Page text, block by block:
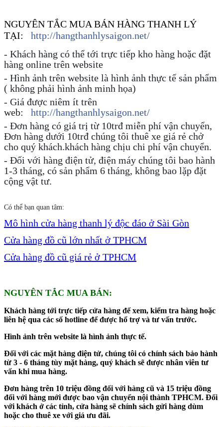
NGUYÊN TẮC MUA BÁN HÀNG THANH LÝ
TẠI: http://hangthanhlysaigon.net/
- Khách hàng có thể tới trực tiếp kho hàng hoặc đặt
hàng online trên website
- Hình ảnh trên website là hình ảnh thực tế sản phẩm
( không phải hình ảnh minh họa)
- Giá được niêm ít trên
web:
http://hangthanhlysaigon.net/
- Đơn hàng có giá trị từ 10trđ miễn phí vận chuyển,
Đơn hàng dưới 10trđ chúng tôi thuê xe giá rẻ chở
cho quý khách.khách hàng chịu chi phí vận chuyển.
- Đối với hàng điện tử, điện máy chúng tôi bao hành
1-3 tháng, có sản phẩm 6 tháng, không bao lặp đặt
cộng vật tư.
Có thể bạn quan tâm:
Mô hình cửa hàng thanh lý độc đáo ở Sài Gòn
Cửa hàng đồ cũ lớn nhất ở TPHCM
Cửa hàng đồ cũ giá rẻ ở TPHCM
NGUYÊN TẮC MUA BÁN:
Khách hàng tới trực tiếp cửa hàng để xem, kiểm tra hàng hoặc
liên hệ qua các số hotline để được hổ trợ và tư vấn trước.
Hình ảnh trên website là hình ảnh thực tế.
Đối với các mặt hàng điện tử, chúng tôi có chính sách bảo hành
từ 3 - 6 tháng tùy mặt hàng, quý khách sẽ được nhân viên tư
vấn khi mua hàng.
Đơn hàng trên 10 triệu đồng đối với hàng cũ và 15 triệu đồng
đối với hàng mới được bao vận chuyển nội thành TPHCM. Đối
với khách ở các tỉnh, cửa hàng sẽ chính sách gửi hàng dùm
hoặc cho thuê xe với giá ưu đãi.